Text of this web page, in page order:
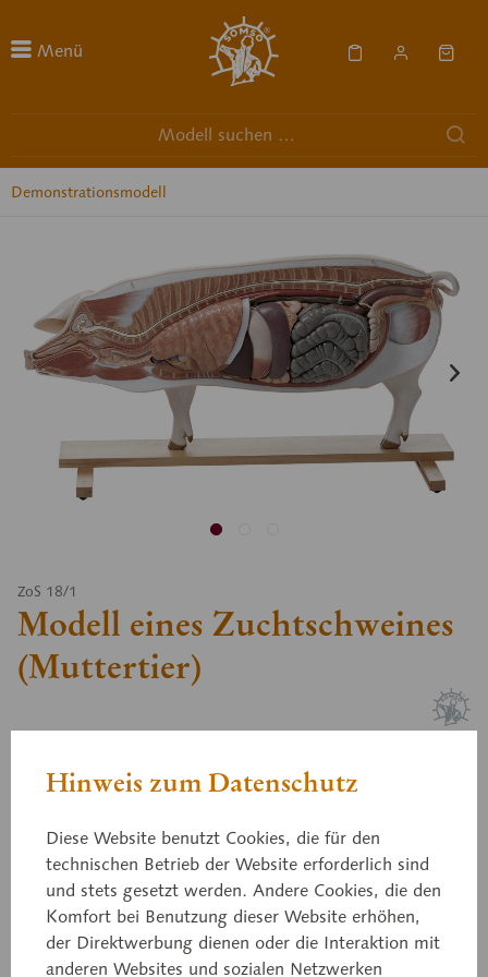
Menü
Demonstrationsmodell
ZoS 18/1
Modell eines Zuchtschweines
(Muttertier)
für Tierzucht in Grub modelliert, etwa 1/2 natürlicher
Größe, aus SOMSO-Plast®. Rechte Seite zeigt die Haut,
ausziehbaren Sockel montiert und durch Medianschnitt in
2 Hälften zerlegbar. Die linke Kopfhälfte mit der
Darstellung der Muskulatur, den wichtigsten Blutgefäßen
und Drüsen (die Ohrspeicheldrüse ist abnehmbar) sowie
des Ohrknorpels, ist ebenso abnehmbar wie das linke
Vorderbein. Hat man die beiden Hälften getrennt, sieht
Hinweis zum Datenschutz
Diese Website benutzt Cookies, die für den
technischen Betrieb der Website erforderlich sind
und stets gesetzt werden. Andere Cookies, die den
Komfort bei Benutzung dieser Website erhöhen,
der Direktwerbung dienen oder die Interaktion mit
anderen Websites und sozialen Netzwerken